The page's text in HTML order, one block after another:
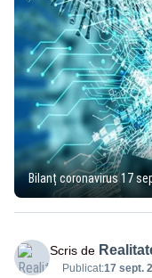
Bilanț coronavirus 17
Scris de
Publicat:17 sept.